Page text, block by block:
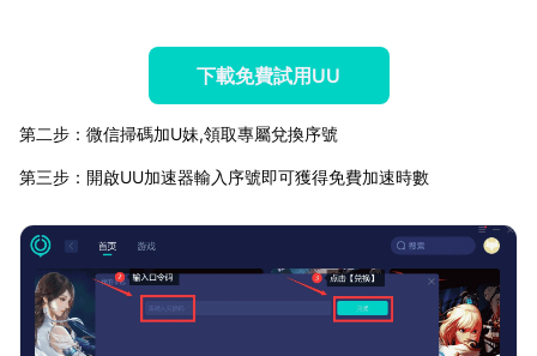
下載免費試用UU
第二步：微信掃碼加U妹,領取專屬兌換序號
第三步：開啟UU加速器輸入序號即可獲得免費加速時數